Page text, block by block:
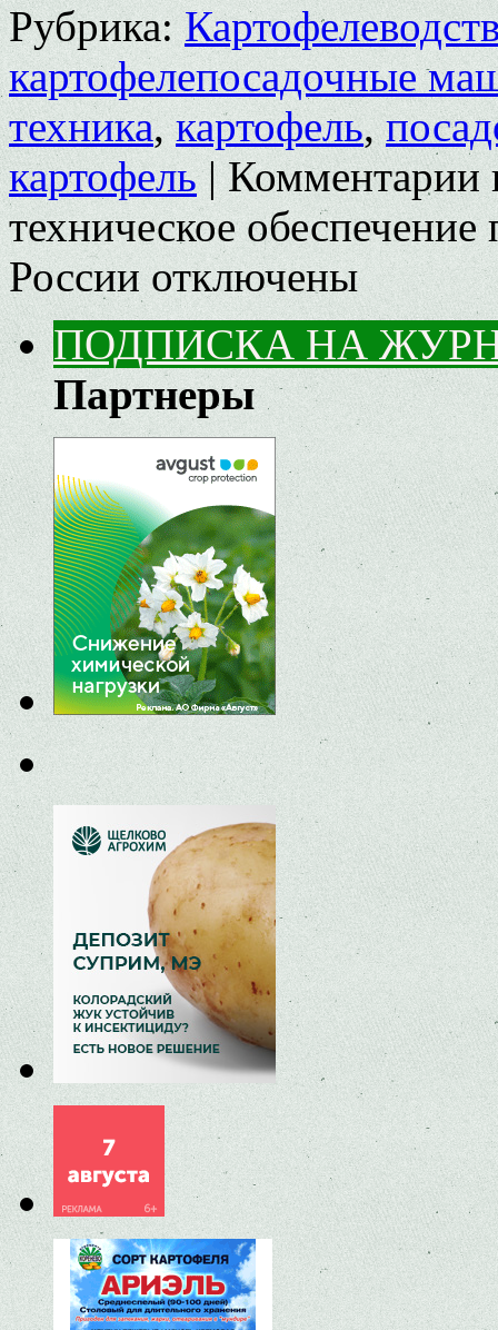
Рубрика:
картофелепосадочные
техника,картофель,
картофель | Комментарии
техническое обеспечение
Россииотключены
ПОДПИСКА НА
Партнеры